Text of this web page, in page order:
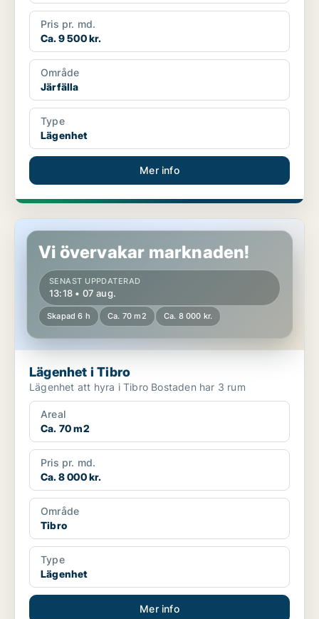
Pris pr. md.
Ca. 9 500 kr.
Område
Järfälla
Type
Lägenhet
Mer info
Lägenhet i Tibro
Vi övervakar marknaden!
SENAST UPPDATERAD
13:18 • 07 aug.
Skapad 6 h Ca. 70 m2 Ca. 8 000 kr.
Lägenhet i Tibro
Lägenhet att hyra i Tibro Bostaden har 3 rum
Areal
Ca. 70 m2
Pris pr. md.
Ca. 8 000 kr.
Område
Tibro
Type
Lägenhet
Mer info